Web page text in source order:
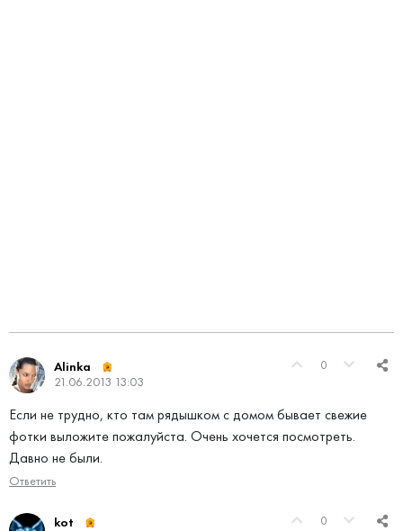
0
Alinka
21.06.2013 13:03
Если не трудно, кто там рядышком с домом бывает свежие
фотки выложите пожалуйста. Очень хочется посмотреть.
Давно не были.
Ответить
0
kot